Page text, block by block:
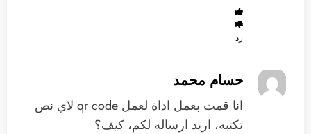
رد
حسام محمد
انا قمت بعمل اداة لعمل qr code لاي نص
تكتبه، اريد ارساله لكم، كيف؟